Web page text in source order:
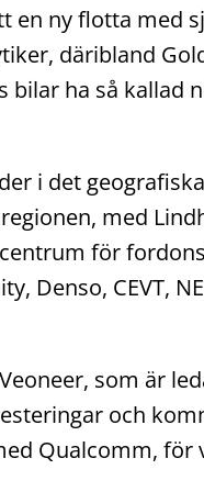
en ny flotta med
däribland
ha så kallad
i det geografiska
med
för
Denso, CEVT,
som är
och
Qualcomm, för